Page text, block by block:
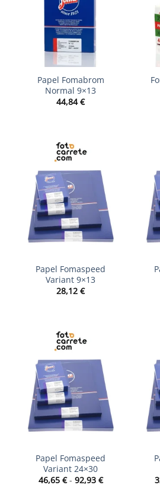
Papel Fomabrom
Normal 9×13
44,84€
+
Papel Fomaspeed
Variant 9×13
28,12 €
+
+
Papel Fomaspeed
Variant 24×30
46,65 € - 92,93 €Rango
+